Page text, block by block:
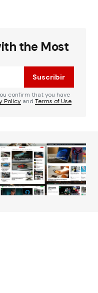
the Most
Suscribir
confirm that you have
Policy and Terms of Use